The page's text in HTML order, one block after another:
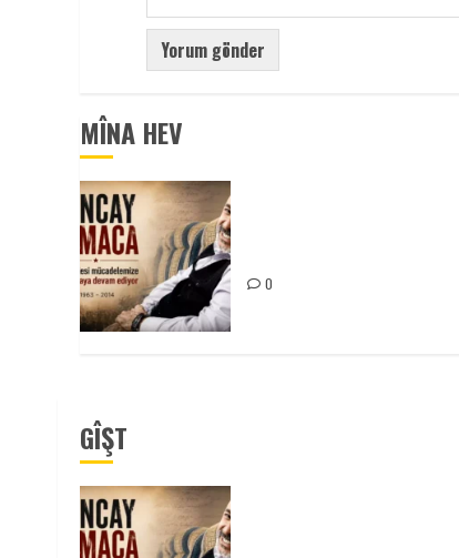
MÎNA HEV
0
GÎŞT